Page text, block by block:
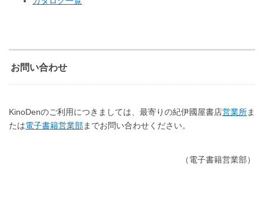
お問い合わせ
KinoDenのご利用につきましては、最寄りの紀伊國屋書店営業所ま
たは電子書籍営業部までお問い合わせください。
（電子書籍営業部）